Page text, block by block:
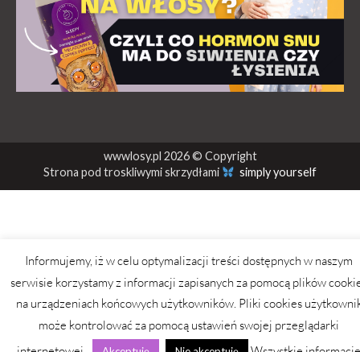
wwwlosy.pl 2026 © Copyright
Strona pod troskliwymi skrzydłami
simply yourself
Informujemy, iż w celu optymalizacji treści dostępnych w naszym
serwisie korzystamy z informacji zapisanych za pomocą plików
na urządzeniach końcowych użytkowników. Pliki cookies
może kontrolować za pomocą ustawień swojej przeglądarki